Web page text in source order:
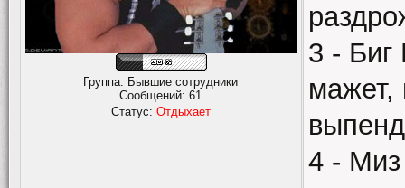
Группа: Бывшие сотрудники
Сообщений:61
Статус: Отдыхает
3 - Биг
мажет,
4 - Миз